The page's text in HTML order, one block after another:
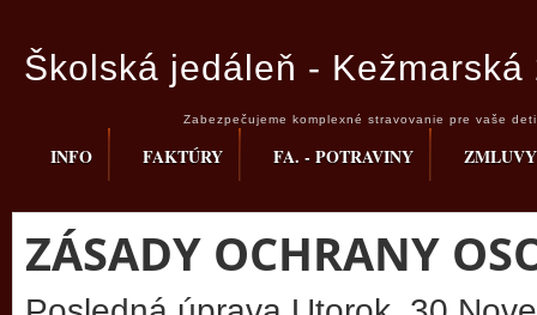
Školská jedáleň - Kežmarská
Zabezpečujeme komplexné stravovanie pre vaše
INFO FAKTÚRY FA. - POTRAVINY ZMLUVY
ZÁSADY OCHRANY